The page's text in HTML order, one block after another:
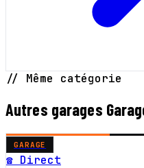
// Même catégorie
Autres garages
GARAGE
☎ Direct